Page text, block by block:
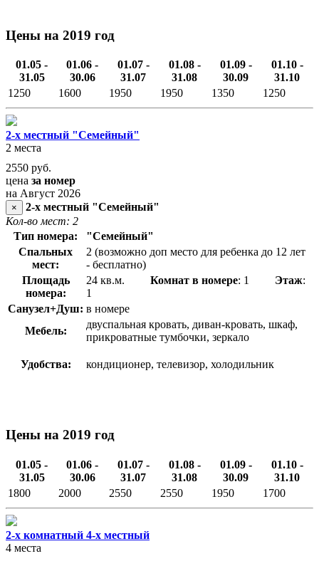
Цены на 2019 год
01.05 -
31.05
01.06 -
30.06
01.07 -
31.07
01.08 -
31.08
01.09 -
30.09
01.10 -
31.10
1250
1600 1950 1950 1350 1250
2-х местный "Семейный"
2 места
2550 руб.
цена за номер
на Август 2026
×
2-х местный "Семейный"
Кол-во мест: 2
Тип номера:
"Семейный"
Спальных
мест:
2 (возможно доп место для ребенка до 12 лет
- бесплатно)
Площадь
номера:
24 кв.м. Комнат в номере: 1 Этаж:
1
Санузел+Душ: в номере
Мебель:
двуспальная кровать, диван-кровать, шкаф,
прикроватные тумбочки, зеркало
Удобства: кондиционер, телевизор, холодильник
Цены на 2019 год
01.05 -
31.05
01.06 -
30.06
01.07 -
31.07
01.08 -
31.08
01.09 -
30.09
01.10 -
31.10
1800
2000 2550 2550 1950 1700
2-х комнатный 4-х местный
4 места